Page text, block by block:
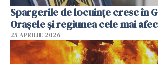
Spargerile de locuințe cresc în
Orașele și regiunea cele mai
25 APRILIE 2026